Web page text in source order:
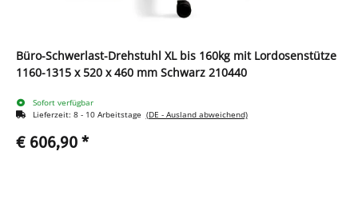
Büro-Schwerlast-Drehstuhl XL bis 160kg mit Lordosenstütze
1160-1315 x 520 x 460 mm Schwarz 210440
Sofort verfügbar
Lieferzeit: 8 - 10 Arbeitstage (DE - Ausland abweichend)
€ 606,90 *